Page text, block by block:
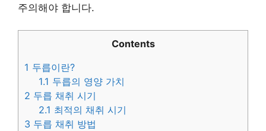
주의해야 합니다.
Contents
1 두릅이란?
1.1 두릅의 영양 가치
2 두릅 채취 시기
2.1 최적의 채취 시기
3 두릅 채취 방법